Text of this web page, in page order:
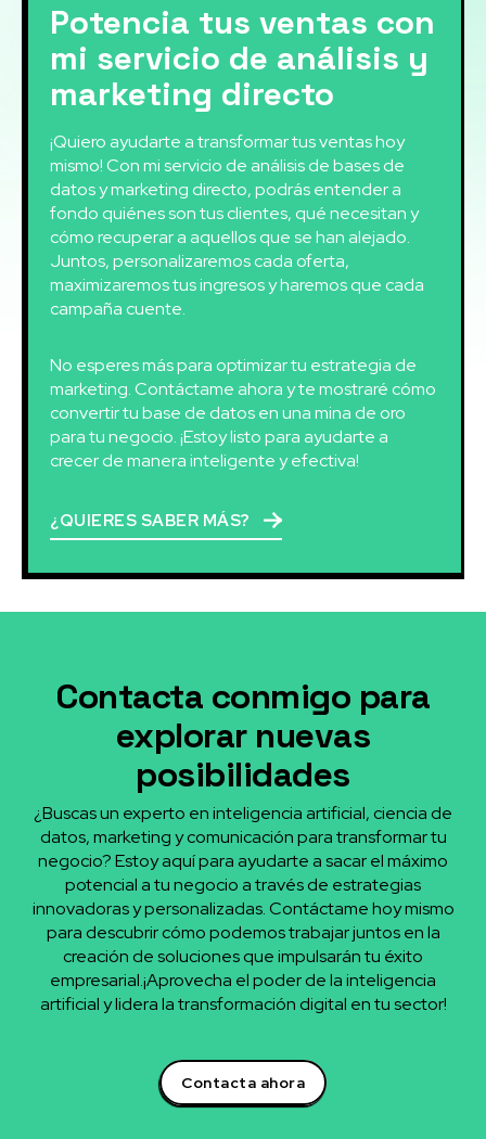
Potencia tus ventas con
mi servicio de análisis y
marketing directo
¡Quiero ayudarte a transformar tus ventas hoy
mismo! Con mi servicio de análisis de bases de
datos y marketing directo, podrás entender a
fondo quiénes son tus clientes, qué necesitan y
cómo recuperar a aquellos que se han alejado.
Juntos, personalizaremos cada oferta,
maximizaremos tus ingresos y haremos que cada
campaña cuente.
No esperes más para optimizar tu estrategia de
marketing. Contáctame ahora y te mostraré cómo
convertir tu base de datos en una mina de oro
para tu negocio. ¡Estoy listo para ayudarte a
crecer de manera inteligente y efectiva!
¿QUIERES SABER MÁS?
Contacta conmigo para
explorar nuevas
posibilidades
¿Buscas un experto en inteligencia artificial, ciencia de
datos, marketing y comunicación para transformar tu
negocio? Estoy aquí para ayudarte a sacar el máximo
potencial a tu negocio a través de estrategias
innovadoras y personalizadas. Contáctame hoy mismo
para descubrir cómo podemos trabajar juntos en la
creación de soluciones que impulsarán tu éxito
empresarial.¡Aprovecha el poder de la inteligencia
artificial y lidera la transformación digital en tu sector!
Contacta ahora